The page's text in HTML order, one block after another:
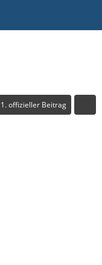
1. offizieller Beitrag